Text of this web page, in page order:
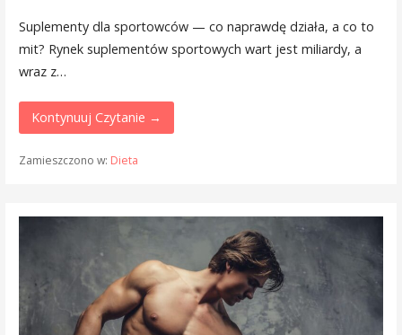
Suplementy dla sportowców — co naprawdę działa, a co to
mit? Rynek suplementów sportowych wart jest miliardy, a
wraz z…
Kontynuuj Czytanie →
Zamieszczono w: Dieta